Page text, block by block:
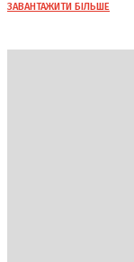
ЗАВАНТАЖИТИ БІЛЬШЕ